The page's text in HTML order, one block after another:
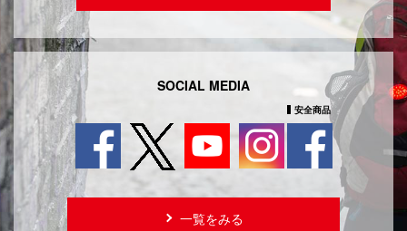
SOCIAL MEDIA
安全商品
一覧をみる